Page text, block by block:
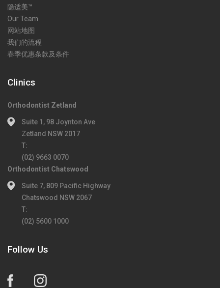
隐适美™
Our Team
网站地图
我们的流程
春季优惠条款及条件
Clinics
Orthodontist Zetland
Suite 1, 98 Joynton Ave
Zetland NSW 2017
T:
(02) 9663 0070
Orthodontist Chatswood
Suite 7, 809 Pacific Highway
Chatswood NSW 2067
T:
(02) 5600 1000
Follow Us